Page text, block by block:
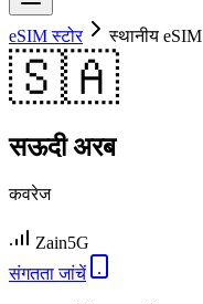
eSIM स्टोर स्थानीय eSIM
🇸🇦
सऊदी अरब
कवरेज
Zain5G
संगतता जांचें